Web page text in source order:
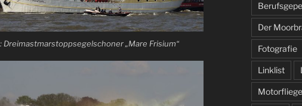
Dreimastmarstoppsegelschoner „Mare Frisium“
Der
Fotografie
Linklist